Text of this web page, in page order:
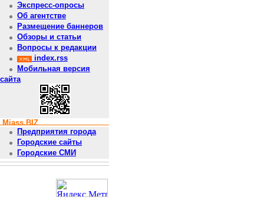
Экспресс-опросы
Об агентстве
Размещение баннеров
Обзоры и статьи
Вопросы к редакции
index.rss
Мобильная версия
сайта
Miass.BIZ
Предприятия города
Городские сайты
Городские СМИ